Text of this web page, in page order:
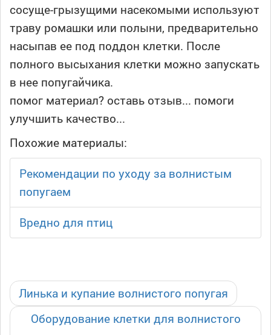
сосуще-грызущими насекомыми используют
траву ромашки или полыни, предварительно
насыпав ее под поддон клетки. После
полного высыхания клетки можно запускать
в нее попугайчика.
помог материал? оставь отзыв... помоги
улучшить качество...
Похожие материалы:
Рекомендации по уходу за волнистым
попугаем
Вредно для птиц
Линька и купание волнистого попугая
Оборудование клетки для волнистого